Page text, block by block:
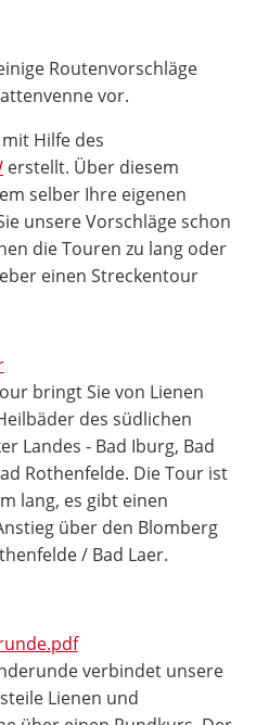
Routenvorschläge
vor.
Hilfe des
erstellt. Über diesem
selber Ihre eigenen
unsere Vorschläge schon
die Touren zu lang oder
einen Streckentour
bringt Sie von Lienen
des südlichen
Landes - Bad Iburg, Bad
Rothenfelde. Die Tour ist
lang, es gibt einen
über den Blomberg
/ Bad Laer.
verbindet unsere
Lienen und